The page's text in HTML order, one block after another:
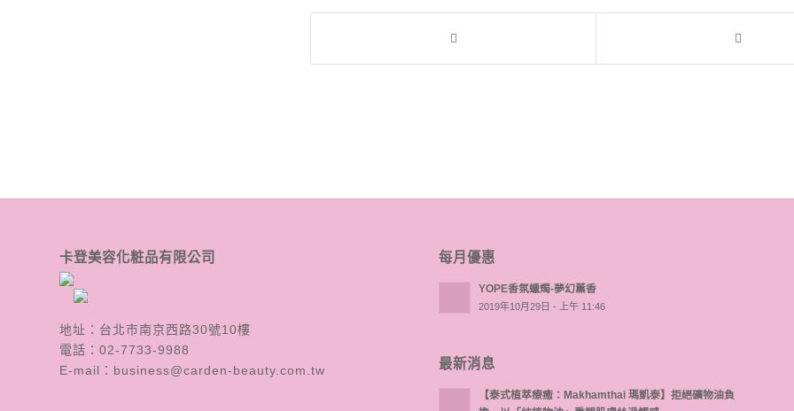
卡登美容化粧品有限公司
地址：台北市南京西路30號10樓
電話： 02-7733-9988
E-mail： business@carden-beauty.com.tw
每月優惠
YOPE香氛蠟燭-夢幻薰香
2019年10月29日 - 上午 11:46
最新消息
【泰式植萃療癒：Makhamthai 瑪凱泰】拒絕礦物油負